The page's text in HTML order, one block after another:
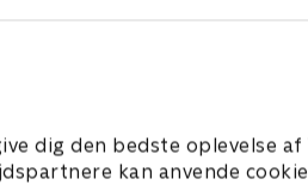
dig den bedste oplevelse af
kan anvende